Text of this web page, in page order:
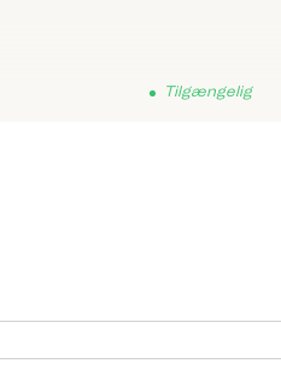
Tilgængelig